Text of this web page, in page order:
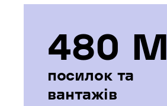
480 М
посилок та
вантажів